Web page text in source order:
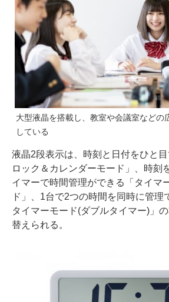
大型液晶を搭載し、教室や会議室などの
している
液晶2段表示は、時刻と日付をひと
ロック＆カレンダーモード」、時刻
イマーで時間管理ができる「タイマ
ド」、1台で2つの時間を同時に管理
タイマーモード(ダブルタイマー)」
替えられる。